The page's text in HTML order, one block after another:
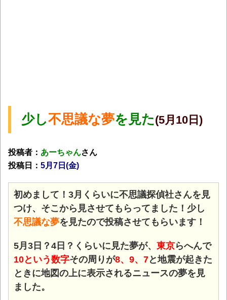
少し不思議な夢を見た(5月10日)
投稿者： あーちゃんさん
投稿日： 5月7日(金)
初めまして！3月くらいに不思議探偵社さんを見
つけ、そこから見させてもらってました！少し
不思議な夢を見たので投稿させてもらいます！
5月3日？4日？くらいに見た夢が、 東京らへんで
10という数字その周りが8、9、7と地震が起きた
ときに地図の上に表示されるニュースの夢を見
ました。